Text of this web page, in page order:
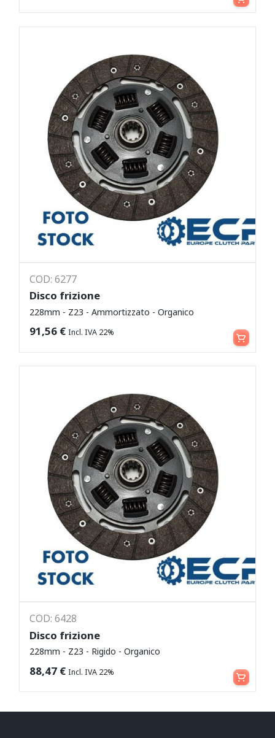
COD: 6277
Disco frizione
228mm - Z23 - Ammortizzato - Organico
91,56 € Incl. IVA 22% Leggi tutto
COD: 6428
Disco frizione
228mm - Z23 - Rigido - Organico
88,47 € Incl. IVA 22% Leggi tutto